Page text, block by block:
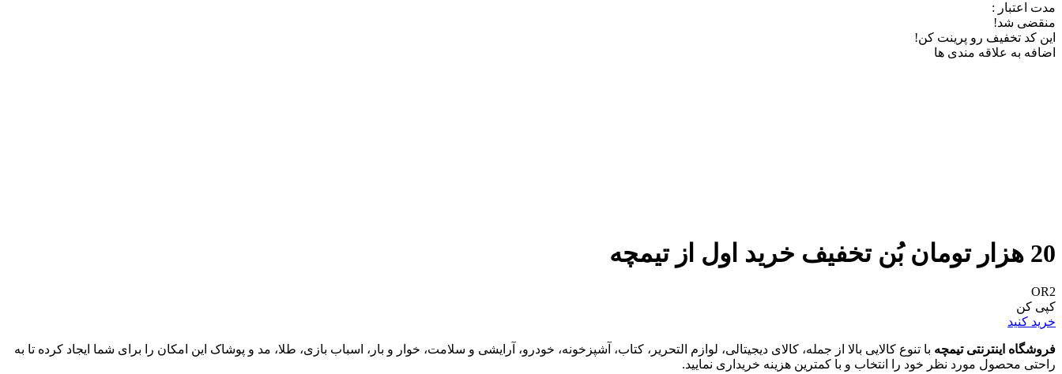
مدت اعتبار :
منقضی شد!
این کد تخفیف رو پرینت کن!
اضافه به علاقه مندی ها
20 هزار تومان بُن تخفیف خرید اول از تیمچه
OR2
کپی کن
خرید کنید
فروشگاه اینترنتی تیمچه با تنوع کالایی بالا از جمله، کالای دیجیتالی، لوازم التحریر، کتاب، آشپزخونه، خودرو، آرایشی و سلامت، خوار و بار، اسباب بازی، طلا، مد و پوشاک این امکان را برای شما ایجاد کرده تا به
راحتی محصول مورد نظر خود را انتخاب و با کمترین هزینه خریداری نمایید.